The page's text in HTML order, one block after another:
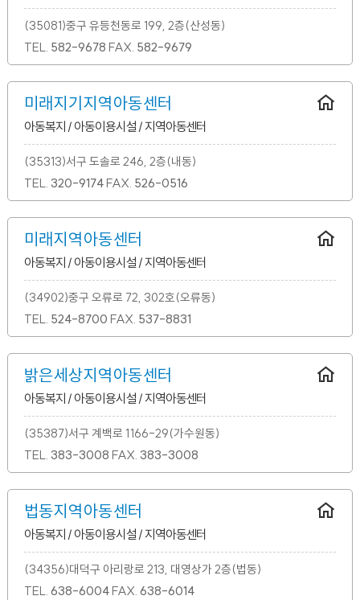
(35081)중구 유등천동로 199, 2층(산성동)
TEL. 582-9678 FAX. 582-9679
미래지기지역아동센터
아동복지 / 아동이용시설 / 지역아동센터
(35313)서구 도솔로 246, 2층(내동)
TEL. 320-9174 FAX. 526-0516
미래지역아동센터
아동복지 / 아동이용시설 / 지역아동센터
(34902)중구 오류로 72, 302호(오류동)
TEL. 524-8700 FAX. 537-8831
밝은세상지역아동센터
아동복지 / 아동이용시설 / 지역아동센터
(35387)서구 계백로 1166-29(가수원동)
TEL. 383-3008 FAX. 383-3008
법동지역아동센터
아동복지 / 아동이용시설 / 지역아동센터
(34356)대덕구 아리랑로 213, 대영상가 2층(법동)
TEL. 638-6004 FAX. 638-6014